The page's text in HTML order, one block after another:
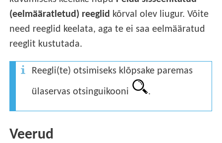
(eelmääratletud) reeglid kõrval olev liugur. Võite
need reeglid keelata, aga te ei saa eelmääratud
reeglit kustutada.
Reegli(te) otsimiseks klõpsake paremas
ülaservas otsinguikooni .
Veerud